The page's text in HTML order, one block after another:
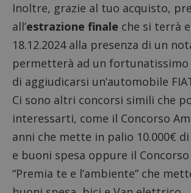
Inoltre, grazie al tuo acquisto,
all’estrazione finale che si terrà
18.12.2024 alla presenza di un
permetterà ad un
di aggiudicarsi un’automobile
Ci sono altri concorsi simili che
interessarti, come il Concorso
anni che mette in palio 10.000€
e buoni spesa oppure il
“Premia te e l’ambiente” che